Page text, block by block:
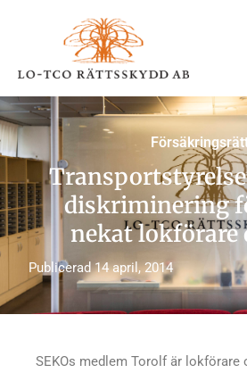
diskriminering
nekat lokförare
Publicerad 14 april, 2014
SEKOs medlem Torolf är lokförare